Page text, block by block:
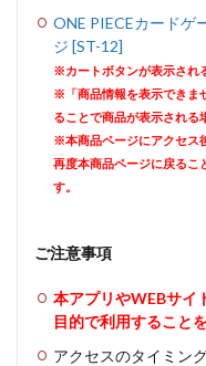
ONE PIECEカードゲ
ジ [ST-12]
※カートボタンが表示され
※「商品情報を表示できま
ることで商品が表示される
※本商品ページにアクセス
再度本商品ページに戻るこ
す。
ご注意事項
本アプリやWEBサイ
目的で利用すること
アクセスのタイミン